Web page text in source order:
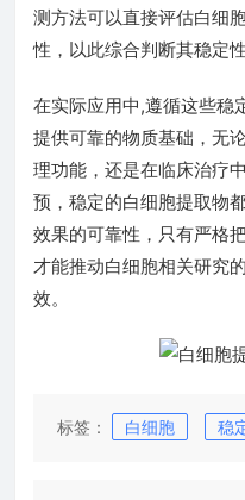
测方法可以直接评估白细
性，以此综合判断其稳定性
在实际应用中,遵循这些稳
提供可靠的物质基础，无
理功能，还是在临床治疗
预，稳定的白细胞提取物
效果的可靠性，只有严格
才能推动白细胞相关研究
效。
标签： 白细胞 稳